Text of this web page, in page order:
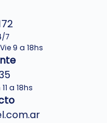
7
9 a 18hs
a 18hs